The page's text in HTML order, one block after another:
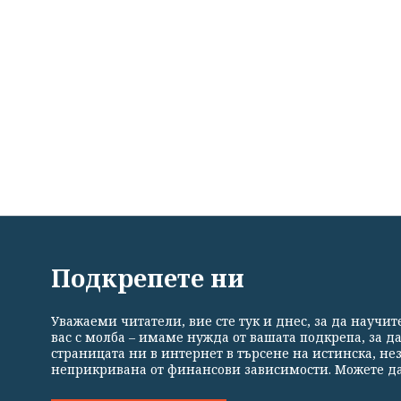
Общи условия Политика за поверителност Реклама
Подкрепете ни
Уважаеми читатели, вие сте тук и днес, за да
вас с молба – имаме нужда от вашата подкрепа, за
страницата ни в интернет в търсене на истинска,
неприкривана от финансови зависимости. Можете